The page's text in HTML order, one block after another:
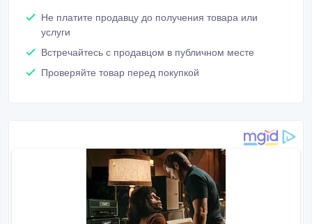
Не платите продавцу до получения товара или
услуги
Встречайтесь с продавцом в публичном месте
Проверяйте товар перед покупкой